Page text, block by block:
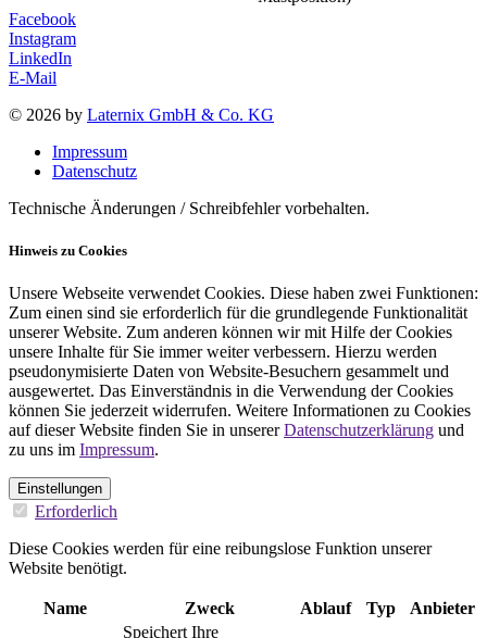
Facebook
Instagram
LinkedIn
E-Mail
© 2026 by Laternix GmbH & Co. KG
Impressum
Datenschutz
Technische Änderungen / Schreibfehler vorbehalten.
Hinweis zu Cookies
Unsere Webseite verwendet Cookies. Diese haben zwei Funktionen:
Zum einen sind sie erforderlich für die grundlegende Funktionalität
unserer Website. Zum anderen können wir mit Hilfe der Cookies
unsere Inhalte für Sie immer weiter verbessern. Hierzu werden
pseudonymisierte Daten von Website-Besuchern gesammelt und
ausgewertet. Das Einverständnis in die Verwendung der Cookies
können Sie jederzeit widerrufen. Weitere Informationen zu Cookies
auf dieser Website finden Sie in unsererDatenschutzerklärung und
zu uns im Impressum.
Einstellungen
Erforderlich
Diese Cookies werden für eine reibungslose Funktion unserer
Website benötigt.
Name Zweck Ablauf Typ
Anbieter
Speichert Ihre